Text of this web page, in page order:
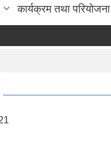
कार्यक्रम तथा परियोजना